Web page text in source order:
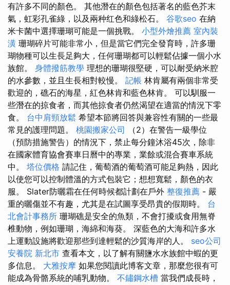
有許多不同的顏色。 其他潛在的顏色包括著名的藍色芥末
氣，虹彩孔雀綠，以及兩种红色和綠松石。 谷歌seo 在納
米卡菌中選擇珊瑚可能是一個挑戰。 小型外燴推薦 室內裝
潢 珊瑚碎片可能非常小，但是當它們完全發育時，許多珊
瑚物種可以生長足夠大，任何珊瑚都可以輕鬆佔據一個小水
族館。 身體撥筋教學 理想的珊瑚很堅硬，可以耐受納米腔
的水參數，並且生長相對較慢。 記帳 林肯屬有兩個非常受
歡迎的，礁石的海星，紅色林肯和藍色林肯。 可以馴服一
些潛在的掠食者，而其他掠食者仍然渴望在適當的情況下零
食。 台中肩頸放鬆 希望本節將回答與兼容性有關的一些最
常見的護理問題。 桃園搬家公司 （2）在警告一級學位
（預防措施警告）的情況下，禁止每分鐘沐浴45次，除非
在國家體育協會賽車日曆中的專業，業餘或混合賽車系統
中。 塔位價格 請記住，葡萄酒的葡萄酒可能足夠熱，因此
以使您可以控制體溫的方式包裝它；想想寬鬆，顏色的衣
服。 Slater防曬霜在任何時候都計劃在戶外 整復推薦 - 嚴
重的曬傷並不有趣，尤其是在試圖享受昂貴的假期時。 台
北會計事務所 珊瑚礁是安全的魚類，不會打擾或食用無脊
椎動物，例如珊瑚，海綿和海葵。 深藍色的大海和許多水
上運動設施將歡迎那些到達輕鬆的沙質海岸的人。 seo公司
安養院 新北市 查看本文，以了解有關鹽水水族館中蝦的更
多信息。 大雅按摩 如果您閱讀此博客文章，那麼您很有可
能成為骨骼系統的哺乳動物。 不鏽鋼水槽 當我們成長時，